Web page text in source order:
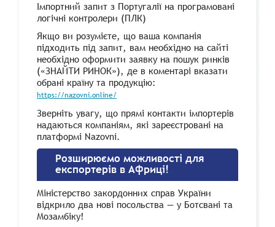
Імпортний запит з Португалії на програмовані
логічні контролери (ПЛК)
Якщо ви розумієте, що ваша компанія
підходить під запит, вам необхідно на сайті
необхідно оформити заявку на пошук ринків
(«ЗНАЙТИ РИНОК»), де в коментарі вказати
обрані країну та продукцію:
https://nazovni.online/
Зверніть увагу, що прямі контакти імпортерів
надаються компаніям, які зареєстровані на
платформі Nazovni.
Розширюємо можливості для
експортерів в Африці!
Міністерство закордонних справ України
відкрило два нові посольства — у Ботсвані та
Мозамбіку!